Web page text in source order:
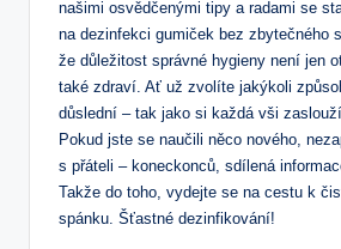
našimi osvědčenými tipy a radami se
na dezinfekci gumiček bez zbytečného
že důležitost správné hygieny není jen
také zdraví. Ať už zvolíte jakýkoli
důslední – tak jako si každá vši
Pokud jste se naučili něco nového,
s přáteli – koneckonců, sdílená
Takže do toho, vydejte se na cestu k
spánku. Šťastné dezinfikování!